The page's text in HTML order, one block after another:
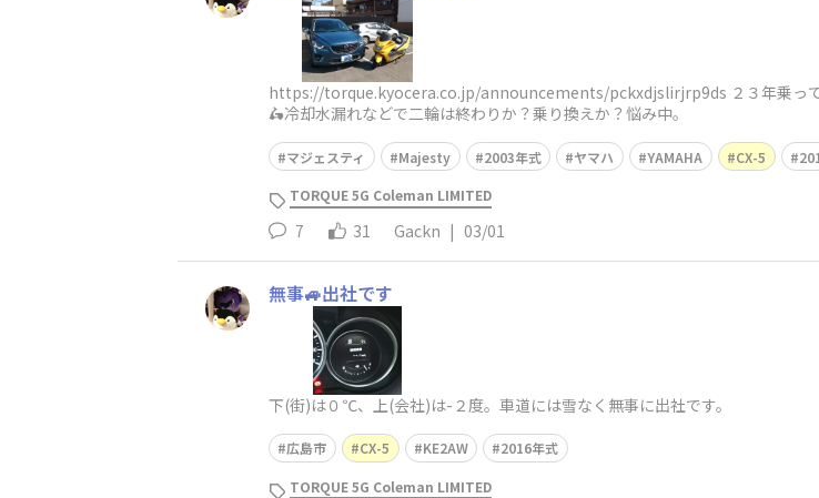
https://torque.kyocera.co.jp/announcements/pckxdjslirjrp9ds ２３年乗って
🛵冷却水漏れなどで二輪は終わりか？乗り換えか？悩み中。
マジェスティ Majesty 2003年式 ヤマハ YAMAHA CX-5
TORQUE 5G Coleman LIMITED
7 31 Gackn | 03/01
無事🚙出社です
下(街)は０℃、上(会社)は-２度。車道には雪なく無事に出社です。
広島市 CX-5 KE2AW 2016年式
TORQUE 5G Coleman LIMITED